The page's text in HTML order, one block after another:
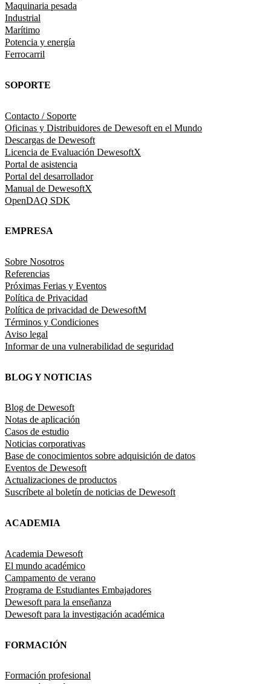
Maquinaria pesada
Industrial
Marítimo
Potencia y energía
Ferrocarril
SOPORTE
Contacto / Soporte
Oficinas y Distribuidores de Dewesoft en el Mundo
Descargas de Dewesoft
Licencia de Evaluación DewesoftX
Portal de asistencia
Portal del desarrollador
Manual de DewesoftX
OpenDAQ SDK
EMPRESA
Sobre Nosotros
Referencias
Próximas Ferias y Eventos
Política de Privacidad
Política de privacidad de DewesoftM
Términos y Condiciones
Aviso legal
Informar de una vulnerabilidad de seguridad
BLOG Y NOTICIAS
Blog de Dewesoft
Notas de aplicación
Casos de estudio
Noticias corporativas
Base de conocimientos sobre adquisición de datos
Eventos de Dewesoft
Actualizaciones de productos
Suscríbete al boletín de noticias de Dewesoft
ACADEMIA
Academia Dewesoft
El mundo académico
Campamento de verano
Programa de Estudiantes Embajadores
Dewesoft para la enseñanza
Dewesoft para la investigación académica
FORMACIÓN
Formación profesional